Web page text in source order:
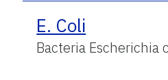
E. Coli
Bacteria Escherichia